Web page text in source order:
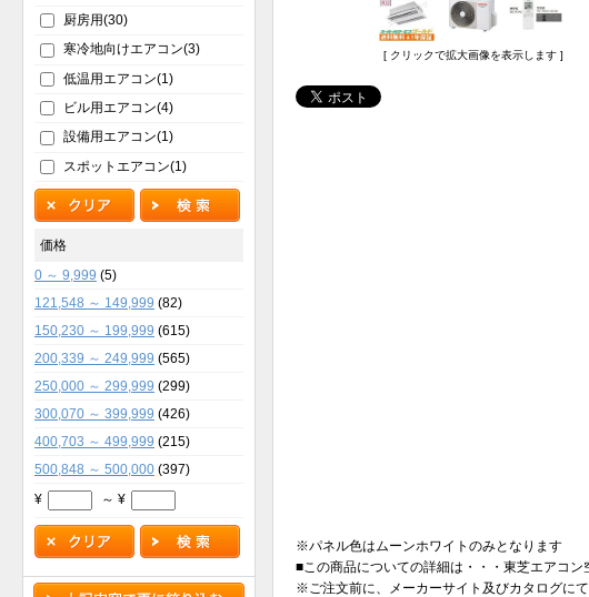
[ クリックで拡大画像を表示します ]
※パネル色はムーンホワイトのみとなります
■この商品についての詳細は・・・東芝エアコ
※ご注文前に、メーカーサイト及びカタログに
厨房用(30)
寒冷地向けエアコン(3)
低温用エアコン(1)
ビル用エアコン(4)
設備用エアコン(1)
スポットエアコン(1)
価格
0 ～ 9,999 (5)
121,548 ～ 149,999 (82)
150,230 ～ 199,999 (615)
200,339 ～ 249,999 (565)
250,000 ～ 299,999 (299)
300,070 ～ 399,999 (426)
400,703 ～ 499,999 (215)
500,848 ～ 500,000 (397)
¥
～ ¥